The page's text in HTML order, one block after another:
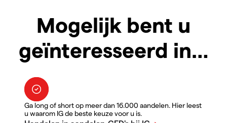
Mogelijk bent u
geïnteresseerd in…
Ga long of short op meer dan 16.000 aandelen. Hier leest
u waarom IG de beste keuze voor u is.